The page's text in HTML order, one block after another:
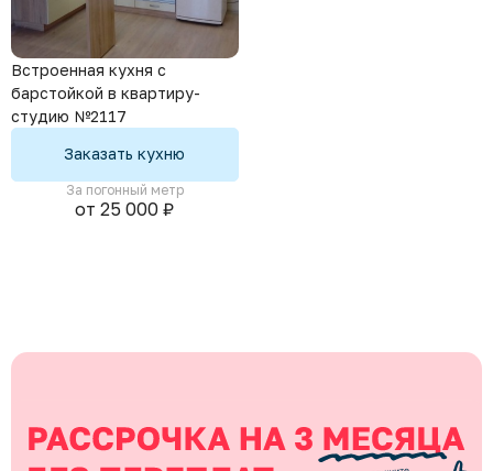
Встроенная кухня с
барстойкой в квартиру-
студию №2117
Заказать кухню
За погонный метр
от 25 000 ₽